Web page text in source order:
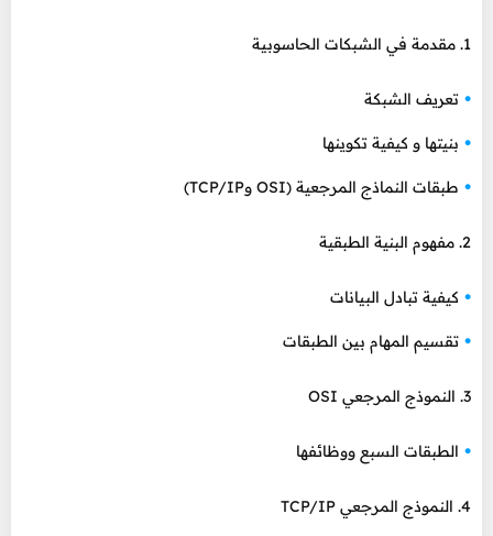
1. مقدمة في الشبكات الحاسوبية
تعريف الشبكة
بنيتها و كيفية تكوينها
طبقات النماذج المرجعية (OSI وTCP/IP)
2. مفهوم البنية الطبقية
كيفية تبادل البيانات
تقسيم المهام بين الطبقات
3. النموذج المرجعي OSI
الطبقات السبع ووظائفها
4. النموذج المرجعي TCP/IP